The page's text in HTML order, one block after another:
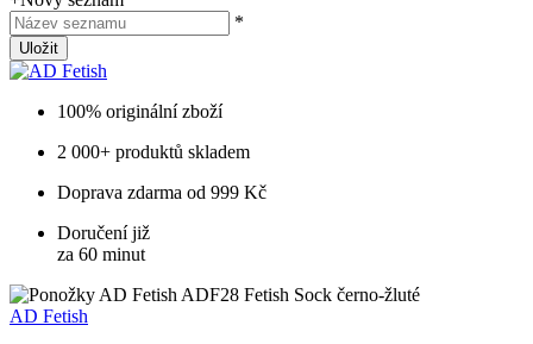
*
Uložit
100% originální zboží
2 000+ produktů skladem
Doprava zdarma od 999 Kč
Doručení již
za 60 minut
AD Fetish